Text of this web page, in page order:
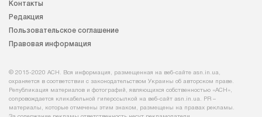
Контакты
Редакция
Пользовательское соглашение
Правовая информация
© 2015-2020 АСН. Вся информация, размещенная на веб-сайте asn.in.ua,
охраняется в соответствии с законодательством Украины об авторском праве.
Републикация материалов и фотографий, являющихся собственностью «АСН»,
сопровождается кликабельной гиперссылкой на веб-сайт asn.іn.ua. PR –
материалы, которые отмечены этим знаком, размещены на правах рекламы.